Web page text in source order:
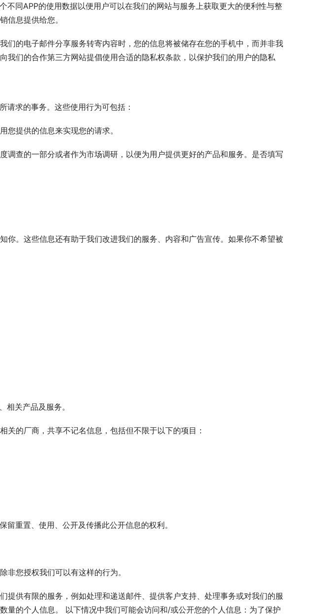
同APP的使用数据以便用户可以在我们的网站与服务上获取更大的便利性与整
信息提供给您。
的电子邮件分享服务转寄内容时，您的信息将被储存在您的手机中，而并非我
们的合作第三方网站提倡使用合适的隐私权条款，以保护我们的用户的隐私
请求的事务。这些使用行为可包括：
您提供的信息来实现您的请求。
查的一部分或者作为市场调研，以便为用户提供更好的产品和服务。是否填写
。这些信息还有助于我们改进我们的服务、内容和广告宣传。如果你不希望被
关产品及服务。
的厂商，共享不记名信息，包括但不限于以下的项目：
重置、使用、公开及传播此公开信息的权利。
您授权我们可以有这样的行为。
供有限的服务，例如处理和递送邮件、提供客户支持、处理事务或对我们的服
的个人信息。 以下情况中我们可能会访问和/或公开您的个人信息：为了保护